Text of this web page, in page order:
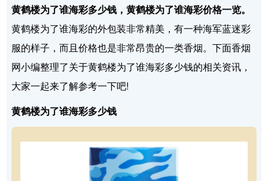
黄鹤楼为了谁海彩多少钱，黄鹤楼为了谁海彩价格一览。
黄鹤楼为了谁海彩的外包装非常精美，有一种海军蓝迷彩
服的样子，而且价格也是非常昂贵的一类香烟。下面香烟
网小编整理了关于黄鹤楼为了谁海彩多少钱的相关资讯，
大家一起来了解参考一下吧!
黄鹤楼为了谁海彩多少钱